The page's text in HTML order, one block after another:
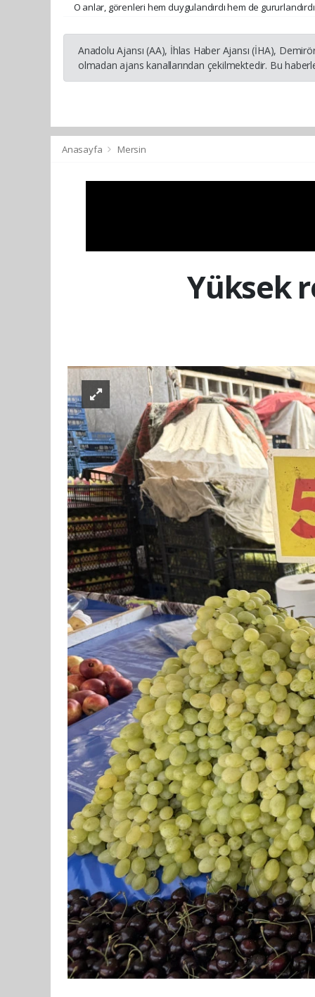
O anlar, görenleri hem duygulandırdı hem de
Anadolu Ajansı (AA), İhlas Haber Ajansı (İHA),
olmadan ajans kanallarından çekilmektedir. Bu
Anasayfa Mersin
Yüksek